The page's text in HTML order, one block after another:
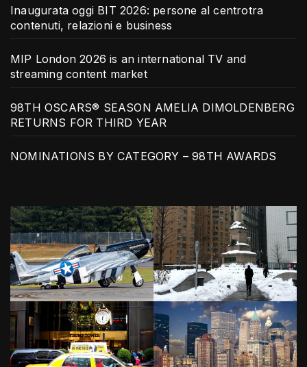
Inaugurata oggi BIT 2026: persone al centrotra
contenuti, relazioni e business
MIP London 2026 is an international TV and
streaming content market
98TH OSCARS® SEASON AMELIA DIMOLDENBERG
RETURNS FOR THIRD YEAR
NOMINATIONS BY CATEGORY – 98TH AWARDS